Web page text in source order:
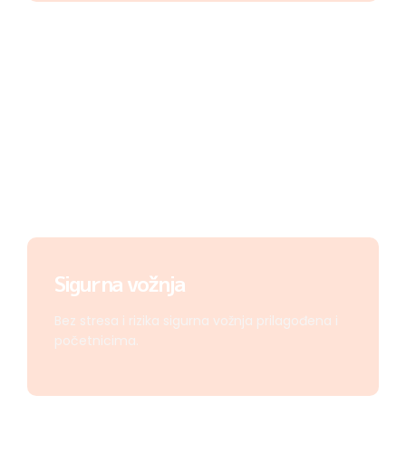
Sigurna vožnja
Bez stresa i rizika sigurna vožnja prilagođena i
početnicima.